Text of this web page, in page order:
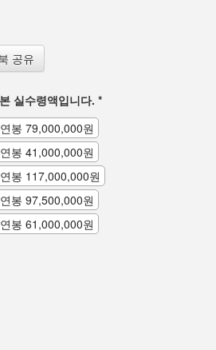
공유
실수령액입니다. *
봉 79,000,000원
봉 41,000,000원
봉 117,000,000원
봉 97,500,000원
봉 61,000,000원